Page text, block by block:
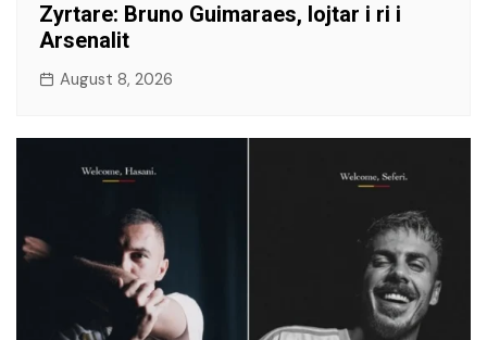
​Zyrtare: Bruno Guimaraes, lojtar i ri i
Arsenalit
August 8, 2026